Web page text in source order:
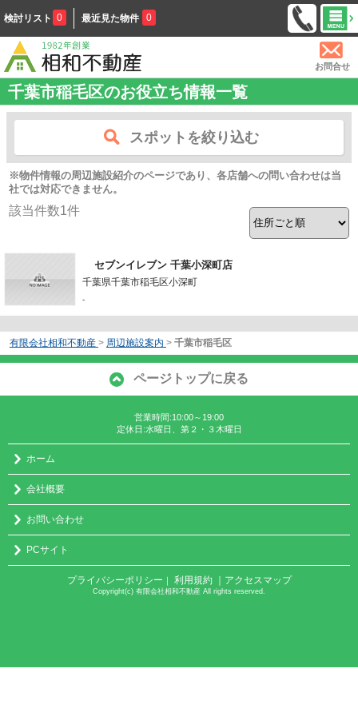
検討リスト 0 最近見た物件 0
お問合せ
千葉市稲毛区のお役立ち情報一覧
スポットを絞り込む
※物件情報の周辺施設紹介のページであり、各店舗への問い合わせは当
社では対応できません。
該当件数1件
セブンイレブン 千葉小深町店
千葉県千葉市稲毛区小深町
-
有限会社相和不動産 > 周辺施設案内 > 千葉市稲毛区
ページトップに戻る
営業時間:10:00～19:00
定休日:水曜日、第２・３木曜日
ホーム
会社概要
お問い合わせ
PCサイト
プライバシーポリシー ｜ 利用規約 ｜アクセスマップ
Copyright(c) 有限会社相和不動産 All rights reserved.